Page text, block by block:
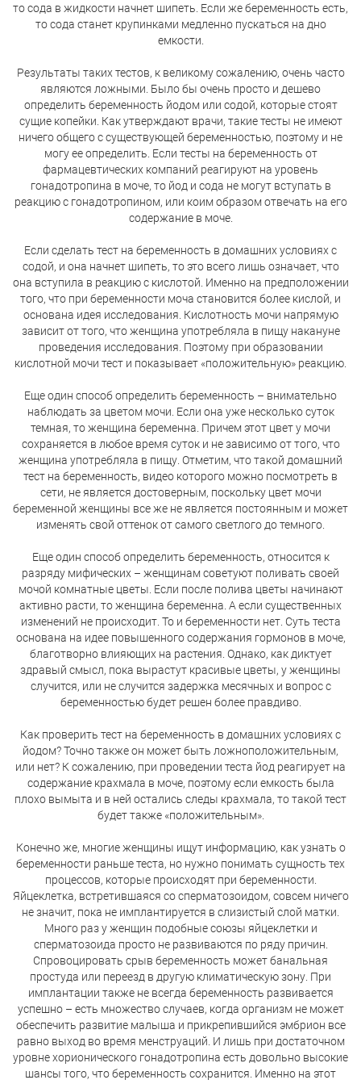
то сода в жидкости начнет шипеть. Если же беременность есть,
то сода станет крупинками медленно пускаться на дно
емкости.
Результаты таких тестов, к великому сожалению, очень часто
являются ложными. Было бы очень просто и дешево
определить беременность йодом или содой, которые стоят
сущие копейки. Как утверждают врачи, такие тесты не имеют
ничего общего с существующей беременностью, поэтому и не
могу ее определить. Если тесты на беременность от
фармацевтических компаний реагируют на уровень
гонадотропина в моче, то йод и сода не могут вступать в
реакцию с гонадотропином, или коим образом отвечать на его
содержание в моче.
Если сделать тест на беременность в домашних условиях с
содой, и она начнет шипеть, то это всего лишь означает, что
она вступила в реакцию с кислотой. Именно на предположении
того, что при беременности моча становится более кислой, и
основана идея исследования. Кислотность мочи напрямую
зависит от того, что женщина употребляла в пищу накануне
проведения исследования. Поэтому при образовании
кислотной мочи тест и показывает «положительную» реакцию.
Еще один способ определить беременность – внимательно
наблюдать за цветом мочи. Если она уже несколько суток
темная, то женщина беременна. Причем этот цвет у мочи
сохраняется в любое время суток и не зависимо от того, что
женщина употребляла в пищу. Отметим, что такой домашний
тест на беременность, видео которого можно посмотреть в
сети, не является достоверным, поскольку цвет мочи
беременной женщины все же не является постоянным и может
изменять свой оттенок от самого светлого до темного.
Еще один способ определить беременность, относится к
разряду мифических – женщинам советуют поливать своей
мочой комнатные цветы. Если после полива цветы начинают
активно расти, то женщина беременна. А если существенных
изменений не происходит. То и беременности нет. Суть теста
основана на идее повышенного содержания гормонов в моче,
благотворно влияющих на растения. Однако, как диктует
здравый смысл, пока вырастут красивые цветы, у женщины
случится, или не случится задержка месячных и вопрос с
беременностью будет решен более правдиво.
Как проверить тест на беременность в домашних условиях с
йодом? Точно также он может быть ложноположительным,
или нет? К сожалению, при проведении теста йод реагирует на
содержание крахмала в моче, поэтому если емкость была
плохо вымыта и в ней остались следы крахмала, то такой тест
будет также «положительным».
Конечно же, многие женщины ищут информацию, как узнать о
беременности раньше теста, но нужно понимать сущность тех
процессов, которые происходят при беременности.
Яйцеклетка, встретившаяся со сперматозоидом, совсем ничего
не значит, пока не имплантируется в слизистый слой матки.
Много раз у женщин подобные союзы яйцеклетки и
сперматозоида просто не развиваются по ряду причин.
Спровоцировать срыв беременность может банальная
простуда или переезд в другую климатическую зону. При
имплантации также не всегда беременность развивается
успешно – есть множество случаев, когда организм не может
обеспечить развитие малыша и прикрепившийся эмбрион все
равно выход во время менструаций. И лишь при достаточном
уровне хорионического гонадотропина есть довольно высокие
шансы того, что беременность сохранится. Именно на этот